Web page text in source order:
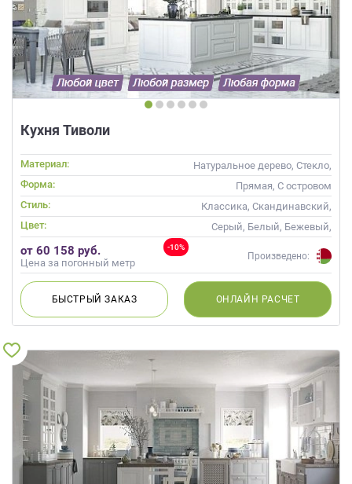
Кухня Тиволи
Материал:
Натуральное дерево, Стекло,
Массив
Форма:
Прямая, С островом
Стиль:
Классика, Скандинавский,
Неоклассика
Цвет:
Серый, Белый, Бежевый,
Слоновая кость, Кремовый,
Капучино
-10%
от 60 158 руб.
Цена за погонный метр
Произведено:
БЫСТРЫЙЗАКАЗ ОНЛАЙН РАСЧЕТ